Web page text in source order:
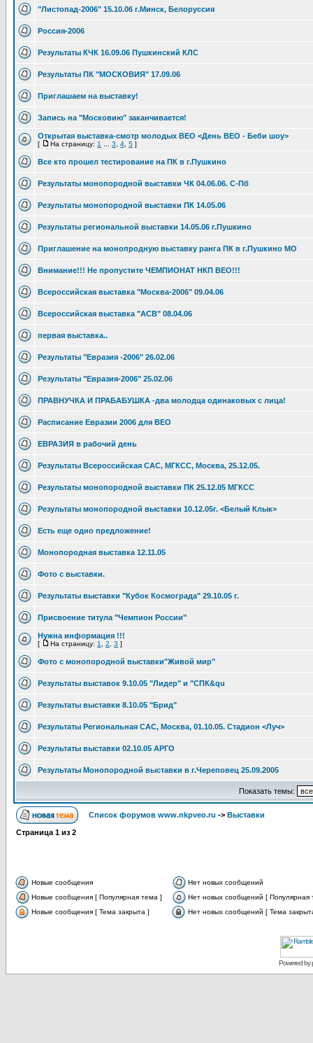
"Листопад-2006" 15.10.06 г.Минск, Белоруссия
Россия-2006
Результаты КЧК 16.09.06 Пушкинский КЛС
Результаты ПК "МОСКОВИЯ" 17.09.06
Приглашаем на выставку!
Запись на "Московию" заканчивается!
Открытая выставка-смотр молодых ВЕО <День ВЕО - Беби шоу>
[ На страницу: 1 3 4 5 ]
Все кто прошел тестирование на ПК в г.Пушкино
Результаты монопородной выставки ЧК 04.06.06. С-Пб
Результаты монопородной выставки ПК 14.05.06
Результаты региональной выставки 14.05.06 г.Пушкино
Приглашение на монопродную выставку ранга ПК в г.Пушкино МО
Внимание!!! Не пропустите ЧЕМПИОНАТ НКП ВЕО!!!
Всероссийская выставка "Москва-2006" 09.04.06
Всероссийская выставка "АСВ" 08.04.06
первая выставка..
Результаты "Евразия -2006" 26.02.06
Результаты "Евразия-2006" 25.02.06
ПРАВНУЧКА И ПРАБАБУШКА -два молодца одинаковых с лица!
Расписание Евразии 2006 для ВЕО
ЕВРАЗИЯ в рабочий день
Результаты Всероссийская САС, МГКСС, Москва, 25.12.05.
Результаты монопородной выставки ПК 25.12.05 МГКСС
Результаты монопородной выставки 10.12.05г. <Белый Клык>
Есть еще одно предложение!
Монопородная выставка 12.11.05
Фото с выставки.
Результаты выставки "Кубок Космограда" 29.10.05 г.
Присвоение титула "Чемпион России"
Нужна информация !!!
[ На страницу: 1 2 3 ]
Фото с монопородной выставки"Живой мир"
Результаты выставок 9.10.05 "Лидер" и "СПК&qu
Результаты выставки 8.10.05 "Брид"
Результаты Региональная САС, Москва, 01.10.05. Стадион <Луч>
Результаты выставки 02.10.05 АРГО
Результаты Монопородной выставки в г.Череповец 25.09.2005
Показать темы:
Список форумов www.nkpveo.ru -> Выставки
Страница 1 из 2
Новые сообщения
Нет новых сообщений
Новые сообщения [ Популярная тема ]
Нет новых сообщений [ Популярная
Новые сообщения [ Тема закрыта ]
Нет новых сообщений [ Тема
Powered by